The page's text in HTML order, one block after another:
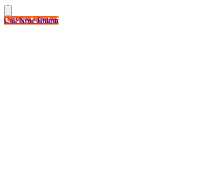
Call Now Button